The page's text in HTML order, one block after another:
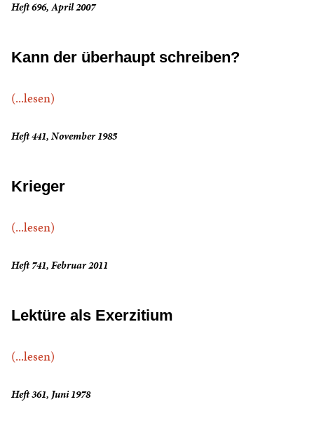
Heft 696, April 2007
Kann der überhaupt schreiben?
(...lesen)
Heft 441, November 1985
Krieger
(...lesen)
Heft 741, Februar 2011
Lektüre als Exerzitium
(...lesen)
Heft 361, Juni 1978